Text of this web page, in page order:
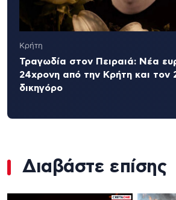
Κρήτη
Τραγωδία στον Πειραιά: Νέα
24χρονη από την Κρήτη και τον
δικηγόρο
Διαβάστε επίσης